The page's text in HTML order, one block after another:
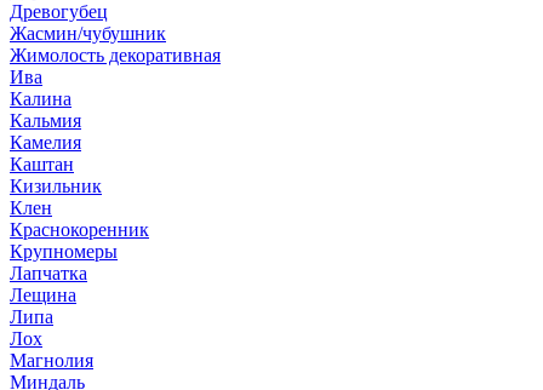
Древогубец
Жасмин/чубушник
Жимолость декоративная
Ива
Калина
Кальмия
Камелия
Каштан
Кизильник
Клен
Краснокоренник
Крупномеры
Лапчатка
Лещина
Липа
Лох
Магнолия
Миндаль